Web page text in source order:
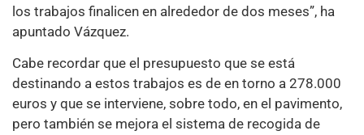
los trabajos finalicen en alrededor de dos meses”, ha
apuntado Vázquez.
Cabe recordar que el presupuesto que se está
destinando a estos trabajos es de en torno a 278.000
euros y que se interviene, sobre todo, en el pavimento,
pero también se mejora el sistema de recogida de